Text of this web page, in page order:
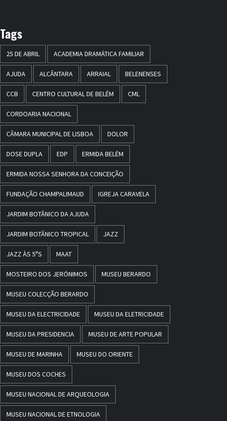
Tags
25 DE ABRIL ACADEMIA DRAMÁTICA FAMILIAR
AJUDA ALCÂNTARA ARRAIAL BELENENSES
CCB CENTRO CULTURAL DE BELÉM CML
CORDOARIA NACIONAL
CÂMARA MUNICIPAL DE LISBOA DOLOR
DOSE DUPLA EDP ERMIDA BELÉM
ERMIDA NOSSA SENHORA DA CONCEIÇÃO
FUNDAÇÃO CHAMPALIMAUD IGREJA CARAVELA
JARDIM BOTÂNICO DA AJUDA
JARDIM BOTÂNICO TROPICAL JAZZ
JAZZ ÀS 5ªS MAAT
MOSTEIRO DOS JERÓNIMOS MUSEU BERARDO
MUSEU COLECÇÃO BERARDO
MUSEU DA ELECTRICIDADE MUSEU DA ELETRICIDADE
MUSEU DA PRESIDENCIA MUSEU DE ARTE POPULAR
MUSEU DE MARINHA MUSEU DO ORIENTE
MUSEU DOS COCHES
MUSEU NACIONAL DE ARQUEOLOGIA
MUSEU NACIONAL DE ETNOLOGIA